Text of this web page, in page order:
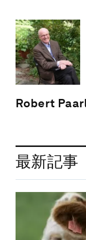
Robert
最新記事